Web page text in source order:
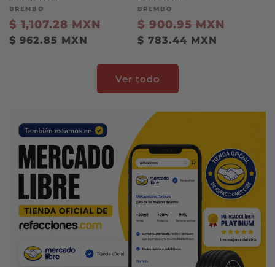
Proveedor:
BREMBO
Precio
habitual
$ 1,107.28 MXN
Precio
$ 962.85 MXN
Proveedor:
BREMBO
Precio
habitual
$ 900.95 MXN
$ 783.44 MXN
Ver todo